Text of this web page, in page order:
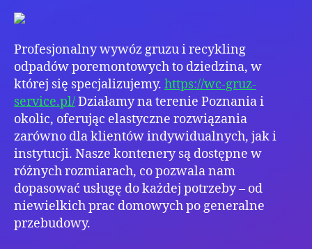
Profesjonalny wywóz gruzu i recykling
odpadów poremontowych to dziedzina, w
której się specjalizujemy. https://wc-gruz-
service.pl/Działamy na terenie Poznania i
okolic, oferując elastyczne rozwiązania
zarówno dla klientów indywidualnych, jak i
instytucji. Nasze kontenery są dostępne w
różnych rozmiarach, co pozwala nam
dopasować usługę do każdej potrzeby – od
niewielkich prac domowych po generalne
przebudowy.